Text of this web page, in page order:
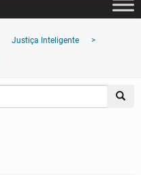
Justiça Inteligente
>